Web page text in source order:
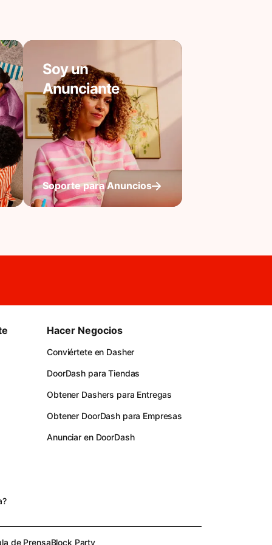
Soy un
Anunciante
Soporte para Anuncios
Hacer Negocios
Conviértete en Dasher
DoorDash para Tiendas
Obtener Dashers para Entregas
Obtener DoorDash para Empresas
Anunciar en DoorDash
de PrensaBlock Party